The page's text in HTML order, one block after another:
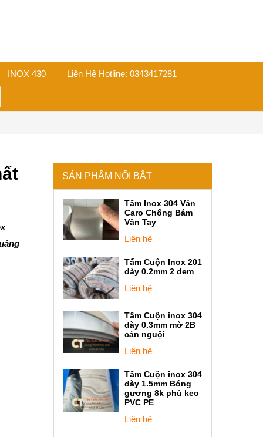
INOX 430 Liên Hệ Hotline: 0343417281
SẢN PHẨM NỔI BẬT
Tấm Inox 304 Vân
Caro Chống Bám
Vân Tay
Liên hệ
Tấm Cuộn Inox 201
dày 0.2mm 2 dem
Liên hệ
Tấm Cuộn inox 304
dày 0.3mm mờ 2B
cán nguội
Liên hệ
Tấm Cuộn inox 304
dày 1.5mm Bóng
gương 8k phủ keo
PVC PE
Liên hệ